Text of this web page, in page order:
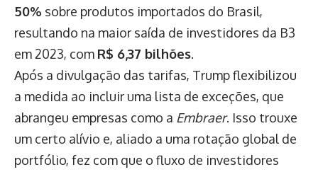
50% sobre produtos importados do Brasil,
resultando na maior saída de investidores da B3
em 2023, com R$ 6,37 bilhões.
Após a divulgação das tarifas, Trump flexibilizou
a medida ao incluir uma lista de exceções, que
abrangeu empresas como a Embraer. Isso trouxe
um certo alívio e, aliado a uma rotação global de
portfólio, fez com que o fluxo de investidores